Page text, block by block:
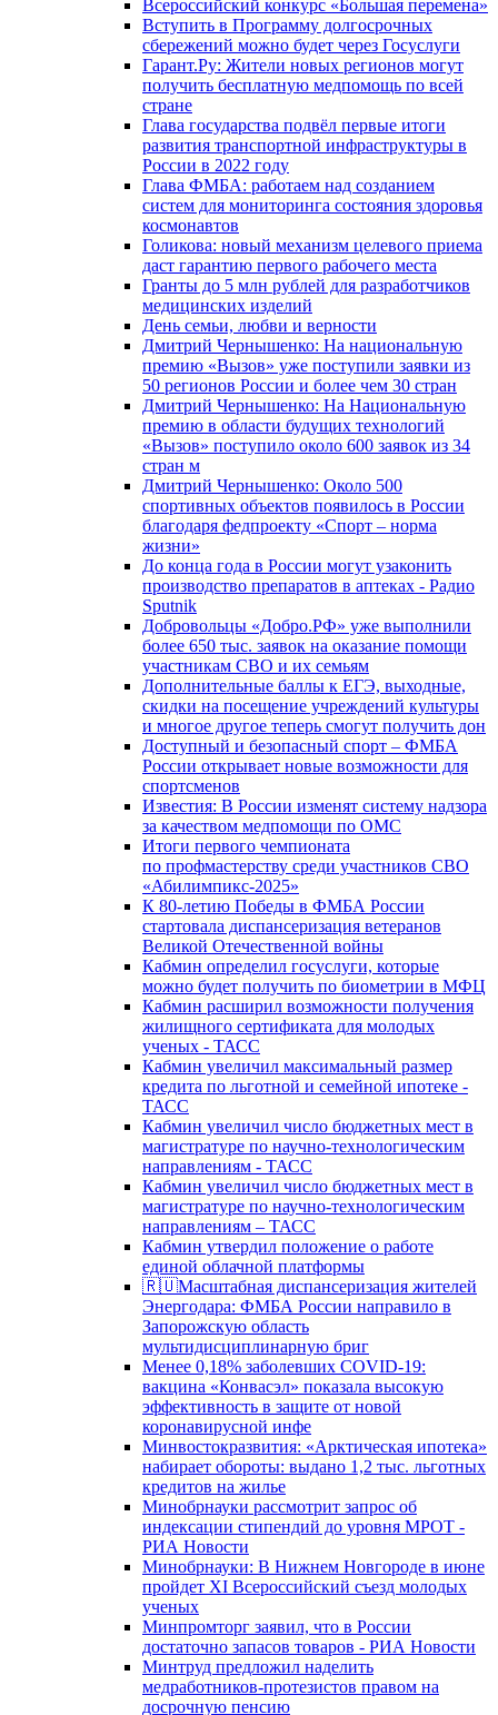
Всероссийский конкурс «Большая перемена»
Вступить в Программу долгосрочных
сбережений можно будет через Госуслуги
Гарант.Ру: Жители новых регионов могут
получить бесплатную медпомощь по всей
стране
Глава государства подвёл первые итоги
развития транспортной инфраструктуры в
России в 2022 году
Глава ФМБА: работаем над созданием
систем для мониторинга состояния здоровья
космонавтов
Голикова: новый механизм целевого приема
даст гарантию первого рабочего места
Гранты до 5 млн рублей для разработчиков
медицинских изделий
День семьи, любви и верности
Дмитрий Чернышенко: На национальную
премию «Вызов» уже поступили заявки из
50 регионов России и более чем 30 стран
Дмитрий Чернышенко: На Национальную
премию в области будущих технологий
«Вызов» поступило около 600 заявок из 34
стран м
Дмитрий Чернышенко: Около 500
спортивных объектов появилось в России
благодаря федпроекту «Спорт – норма
жизни»
До конца года в России могут узаконить
производство препаратов в аптеках - Радио
Sputnik
Добровольцы «Добро.РФ» уже выполнили
более 650 тыс. заявок на оказание помощи
участникам СВО и их семьям
Дополнительные баллы к ЕГЭ, выходные,
скидки на посещение учреждений культуры
и многое другое теперь смогут получить дон
Доступный и безопасный спорт – ФМБА
России открывает новые возможности для
спортсменов
Известия: В России изменят систему надзора
за качеством медпомощи по ОМС
Итоги первого чемпионата
по профмастерству среди участников СВО
«Абилимпикс-2025»
К 80-летию Победы в ФМБА России
стартовала диспансеризация ветеранов
Великой Отечественной войны
Кабмин определил госуслуги, которые
можно будет получить по биометрии в МФЦ
Кабмин расширил возможности получения
жилищного сертификата для молодых
ученых - ТАСС
Кабмин увеличил максимальный размер
кредита по льготной и семейной ипотеке -
ТАСС
Кабмин увеличил число бюджетных мест в
магистратуре по научно-технологическим
направлениям - ТАСС
Кабмин увеличил число бюджетных мест в
магистратуре по научно-технологическим
направлениям – ТАСС
Кабмин утвердил положение о работе
единой облачной платформы
🇷🇺Масштабная диспансеризация жителей
Энергодара: ФМБА России направило в
Запорожскую область
мультидисциплинарную бриг
Менее 0,18% заболевших COVID-19:
вакцина «Конвасэл» показала высокую
эффективность в защите от новой
коронавирусной инфе
Минвостокразвития: «Арктическая ипотека»
набирает обороты: выдано 1,2 тыс. льготных
кредитов на жилье
Минобрнауки рассмотрит запрос об
индексации стипендий до уровня МРОТ -
РИА Новости
Минобрнауки: В Нижнем Новгороде в июне
пройдет XI Всероссийский съезд молодых
ученых
Минпромторг заявил, что в России
достаточно запасов товаров - РИА Новости
Минтруд предложил наделить
медработников-протезистов правом на
досрочную пенсию